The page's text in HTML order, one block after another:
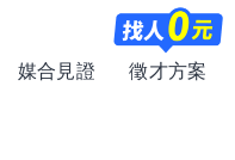
媒合見證 徵才方案